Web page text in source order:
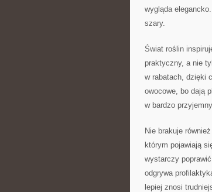
wygląda
szary.
Świat roślin
praktyczny, a nie
w rabatach, dzięki
owocowe, bo dają
w bardzo
Nie brakuje
którym pojawiają
wystarczy
odgrywa
lepiej znosi